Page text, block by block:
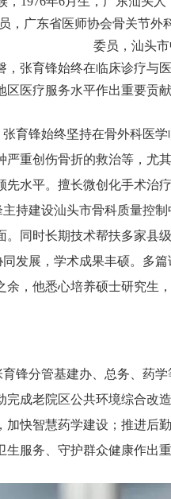
，广东省医师协会骨关节
委员，汕头
，张育锋始终在临床诊疗与
区医疗服务水平作出重要贡献
育锋始终坚持在骨外科医
严重创伤骨折的救治等，尤
先水平。擅长微创化手术治
主持建设汕头市骨科质量控
。同时长期技术帮扶多家县
发展，学术成果丰硕。多
余，他悉心培养硕士研究生
锋分管基建办、总务、药
完成老院区公共环境综合改
加快智慧药学建设；推进后
服务、守护群众健康作出重